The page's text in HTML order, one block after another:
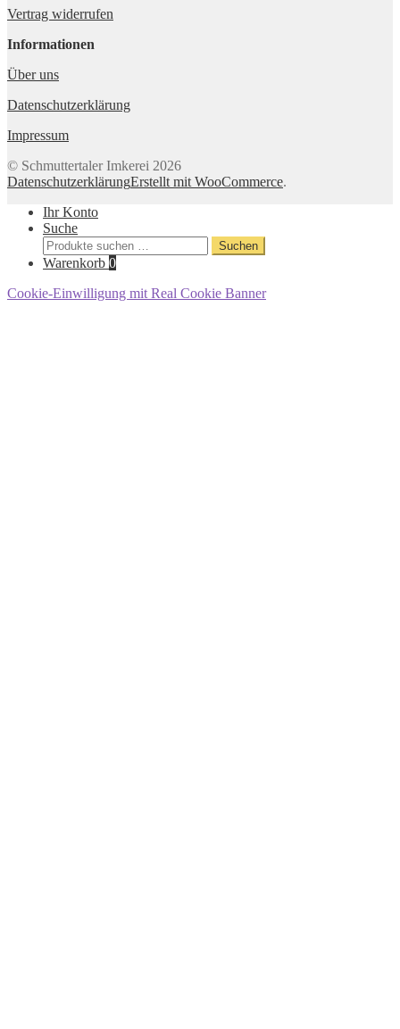
Vertrag widerrufen
Informationen
Über uns
Datenschutzerklärung
Impressum
© Schmuttertaler Imkerei 2026
DatenschutzerklärungErstellt mit WooCommerce.
Ihr Konto
Suche
Suche
nach:
Suchen
Warenkorb 0
Cookie-Einwilligung mit Real Cookie Banner